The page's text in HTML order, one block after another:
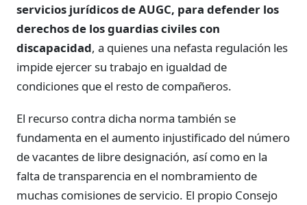
servicios jurídicos de AUGC, para defender los
derechos de los guardias civiles con
discapacidad, a quienes una nefasta regulación les
impide ejercer su trabajo en igualdad de
condiciones que el resto de compañeros.
El recurso contra dicha norma también se
fundamenta en el aumento injustificado del número
de vacantes de libre designación, así como en la
falta de transparencia en el nombramiento de
muchas comisiones de servicio. El propio Consejo